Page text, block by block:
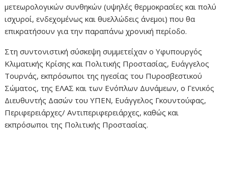
μετεωρολογικών συνθηκών (υψηλές θερμοκρασίες και πολύ
ισχυροί, ενδεχομένως και θυελλώδεις άνεμοι) που θα
επικρατήσουν για την παραπάνω χρονική περίοδο.
Στη συντονιστική σύσκεψη συμμετείχαν ο Υφυπουργός
Κλιματικής Κρίσης και Πολιτικής Προστασίας, Ευάγγελος
Τουρνάς, εκπρόσωποι της ηγεσίας του Πυροσβεστικού
Σώματος, της ΕΛΑΣ και των Ενόπλων Δυνάμεων, ο Γενικός
Διευθυντής Δασών του ΥΠΕΝ, Ευάγγελος Γκουντούφας,
Περιφερειάρχες/ Αντιπεριφερειάρχες, καθώς και
εκπρόσωποι της Πολιτικής Προστασίας.